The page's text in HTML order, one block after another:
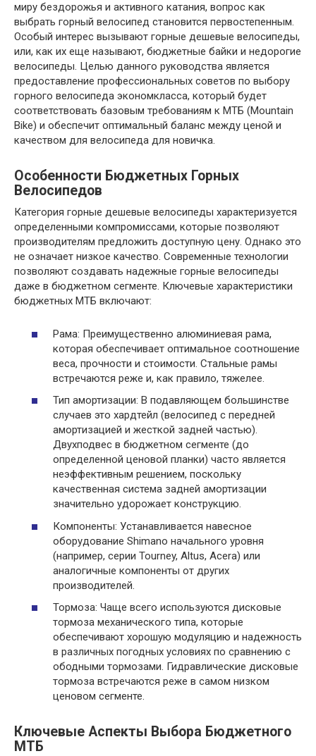
миру бездорожья и активного катания, вопрос как
выбрать горный велосипед становится первостепенным.
Особый интерес вызывают горные дешевые велосипеды,
или, как их еще называют, бюджетные байки и недорогие
велосипеды. Целью данного руководства является
предоставление профессиональных советов по выбору
горного велосипеда экономкласса, который будет
соответствовать базовым требованиям к МТБ (Mountain
Bike) и обеспечит оптимальный баланс между ценой и
качеством для велосипеда для новичка.
Особенности Бюджетных Горных
Велосипедов
Категория горные дешевые велосипеды характеризуется
определенными компромиссами, которые позволяют
производителям предложить доступную цену. Однако это
не означает низкое качество. Современные технологии
позволяют создавать надежные горные велосипеды
даже в бюджетном сегменте. Ключевые характеристики
бюджетных МТБ включают:
Рама: Преимущественно алюминиевая рама,
которая обеспечивает оптимальное соотношение
веса, прочности и стоимости. Стальные рамы
встречаются реже и, как правило, тяжелее.
Тип амортизации: В подавляющем большинстве
случаев это хардтейл (велосипед с передней
амортизацией и жесткой задней частью).
Двухподвес в бюджетном сегменте (до
определенной ценовой планки) часто является
неэффективным решением, поскольку
качественная система задней амортизации
значительно удорожает конструкцию.
Компоненты: Устанавливается навесное
оборудование Shimano начального уровня
(например, серии Tourney, Altus, Acera) или
аналогичные компоненты от других
производителей.
Тормоза: Чаще всего используются дисковые
тормоза механического типа, которые
обеспечивают хорошую модуляцию и надежность
в различных погодных условиях по сравнению с
ободными тормозами. Гидравлические дисковые
тормоза встречаются реже в самом низком
ценовом сегменте.
Ключевые Аспекты Выбора Бюджетного
МТБ